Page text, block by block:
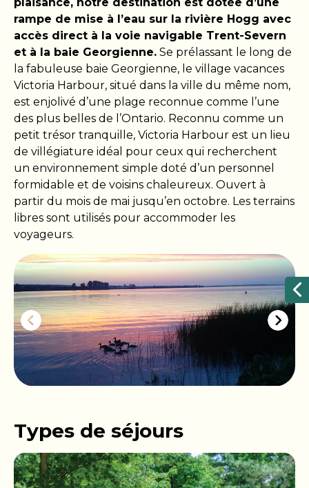
rampe de mise à l’eau sur la rivière Hogg avec
accès direct à la voie navigable Trent-Severn
et à la baie Georgienne. Se prélassant le long de
la fabuleuse baie Georgienne, le village vacances
Victoria Harbour, situé dans la ville du même nom,
est enjolivé d’une plage reconnue comme l’une
des plus belles de l’Ontario. Reconnu comme un
petit trésor tranquille, Victoria Harbour est un lieu
de villégiature idéal pour ceux qui recherchent
un environnement simple doté d’un personnel
formidable et de voisins chaleureux. Ouvert à
partir du mois de mai jusqu’en octobre. Les terrains
libres sont utilisés pour accommoder les
voyageurs.
Types de séjours